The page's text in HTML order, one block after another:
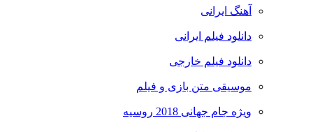
آهنگ ایرانی
دانلود فیلم ایرانی
دانلود فیلم خارجی
موسیقی متن بازی و فیلم
ویژه جام جهانی 2018 روسیه